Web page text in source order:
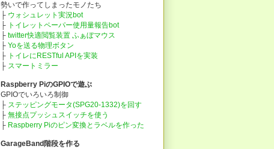
勢いで作ってしまったモノたち
├ ウォシュレット実況bot
├ トイレットペーパー使用量報告bot
├ twitter快適閲覧装置 ふぁぼマウス
├ Yoを送る物理ボタン
├ トイレにRESTful APIを実装
├ スマートミラー
Raspberry PiのGPIOで遊ぶ
GPIOでいろいろ制御
├ ステッピングモータ(SPG20-1332)を回す
├ 無接点プッシュスイッチを使う
├ Raspberry Piのピン変換とラベルを作った
GarageBand階段を作る